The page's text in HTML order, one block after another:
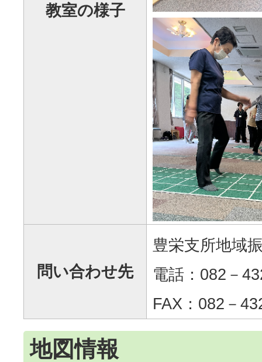
教室の様子
問い合わせ先
豊栄支所地域
電話：082－
FAX：082－
地図情報